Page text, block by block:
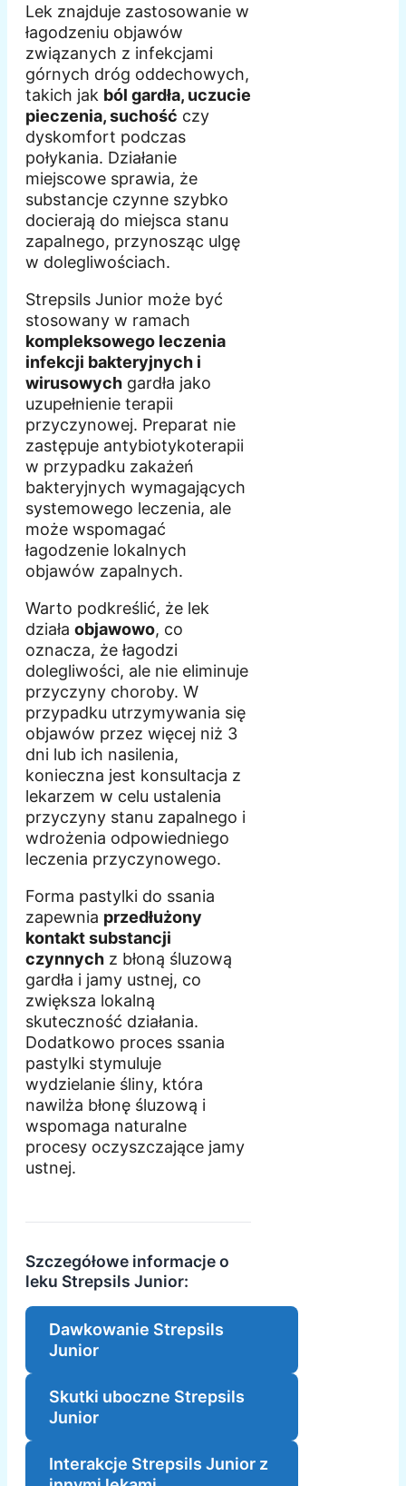
Lek znajduje zastosowanie w
łagodzeniu objawów
związanych z infekcjami
górnych dróg oddechowych,
takich jak ból gardła, uczucie
pieczenia, suchość czy
dyskomfort podczas
połykania. Działanie
miejscowe sprawia, że
substancje czynne szybko
docierają do miejsca stanu
zapalnego, przynosząc ulgę
w dolegliwościach.
Strepsils Junior może być
stosowany w ramach
kompleksowego leczenia
infekcji bakteryjnych i
wirusowych gardła jako
uzupełnienie terapii
przyczynowej. Preparat nie
zastępuje antybiotykoterapii
w przypadku zakażeń
bakteryjnych wymagających
systemowego leczenia, ale
może wspomagać
łagodzenie lokalnych
objawów zapalnych.
Warto podkreślić, że lek
działa objawowo, co
oznacza, że łagodzi
dolegliwości, ale nie eliminuje
przyczyny choroby. W
przypadku utrzymywania się
objawów przez więcej niż 3
dni lub ich nasilenia,
konieczna jest konsultacja z
lekarzem w celu ustalenia
przyczyny stanu zapalnego i
wdrożenia odpowiedniego
leczenia przyczynowego.
Forma pastylki do ssania
zapewnia przedłużony
kontakt substancji
czynnych z błoną śluzową
gardła i jamy ustnej, co
zwiększa lokalną
skuteczność działania.
Dodatkowo proces ssania
pastylki stymuluje
wydzielanie śliny, która
nawilża błonę śluzową i
wspomaga naturalne
procesy oczyszczające jamy
ustnej.
Szczegółowe informacje o
leku Strepsils Junior:
Dawkowanie Strepsils
Junior
Skutki uboczne Strepsils
Junior
Interakcje Strepsils Junior z